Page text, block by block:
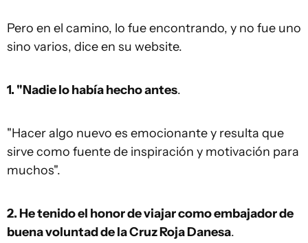
Pero en el camino, lo fue encontrando, y no fue uno
sino varios, dice en su website.
1. "Nadie lo había hecho antes.
"Hacer algo nuevo es emocionante y resulta que
sirve como fuente de inspiración y motivación para
muchos".
2. He tenido el honor de viajar como embajador de
buena voluntad de la Cruz Roja Danesa.